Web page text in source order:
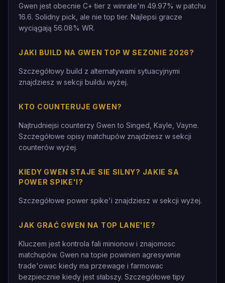
Gwen jest obecnie C+ tier z winrate'm 49.97% w patchu
16.6. Solidny pick, ale nie top tier. Najlepsi gracze
wyciągają 56.08% WR.
JAKI BUILD NA GWEN TOP W SEZONIE 2026?
Szczegółowy build z alternatywami sytuacyjnymi
znajdziesz w sekcji buildu wyżej.
KTO COUNTERUJE GWEN?
Najtrudniejsi counterzy Gwen to Singed, Kayle, Vayne.
Szczegółowe opisy matchupów znajdziesz w sekcji
counterów wyżej.
KIEDY GWEN STAJE SIE SILNY? JAKIE SA
POWER SPIKE'I?
Szczegółowe power spike'i znajdziesz w sekcji wyżej.
JAK GRAĆ GWEN NA TOP LANE'IE?
Kluczem jest kontrola fali minionow i znajomosc
matchupów. Gwen na topie powinien agresywnie
trade'owac kiedy ma przewage i farmowac
bezpiecznie kiedy jest słabszy. Szczegółowe tipy